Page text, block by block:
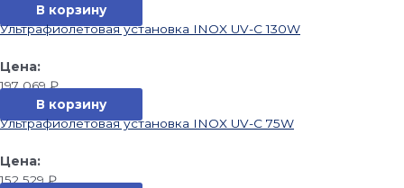
В корзину
Ультрафиолетовая установка INOX UV-C 130W
197 069₽
В корзину
Ультрафиолетовая установка INOX UV-C 75W
152 529₽